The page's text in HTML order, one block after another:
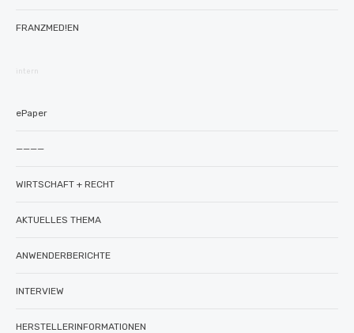
FRANZMED!EN
intern
ePaper
————
WIRTSCHAFT + RECHT
AKTUELLES THEMA
ANWENDERBERICHTE
INTERVIEW
HERSTELLERINFORMATIONEN